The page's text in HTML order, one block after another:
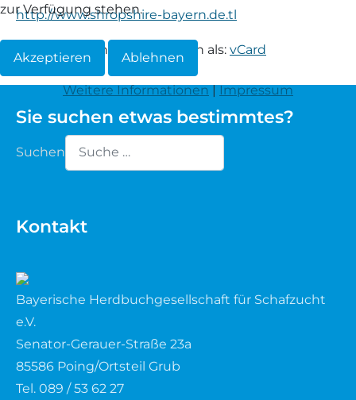
http://www.shropshire-bayern.de.tl
Informationen herunterladen als: vCard
Sie suchen etwas bestimmtes?
Suchen
Kontakt
Bayerische Herdbuchgesellschaft für Schafzucht
e.V.
Senator-Gerauer-Straße 23a
85586 Poing/Ortsteil Grub
Tel. 089 / 53 62 27
zur Verfügung stehen.
Akzeptieren Ablehnen
Weitere Informationen|Impressum
Erfassung der Euterreinheit
Waldschaf
Weiße gehörnte Heidschnucke
Weiße hornlose Heidschnucke